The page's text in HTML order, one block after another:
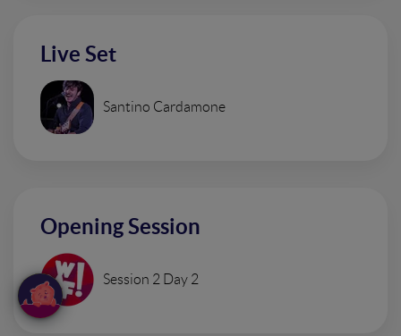
Live Set
Santino Cardamone
Opening Session
Session 2 Day 2